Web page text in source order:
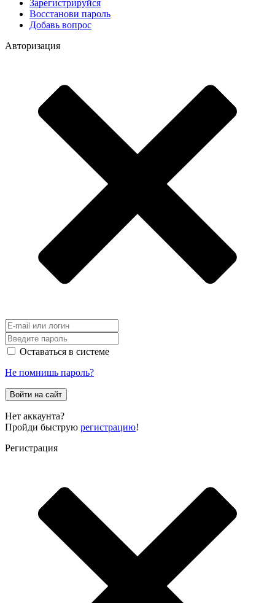
Зарегистрируйся
Восстанови пароль
Добавь вопрос
Авторизация
Оставаться в системе
Не помнишь пароль?
Войти на сайт
Нет аккаунта?
Пройди быструю регистрацию!
Регистрация